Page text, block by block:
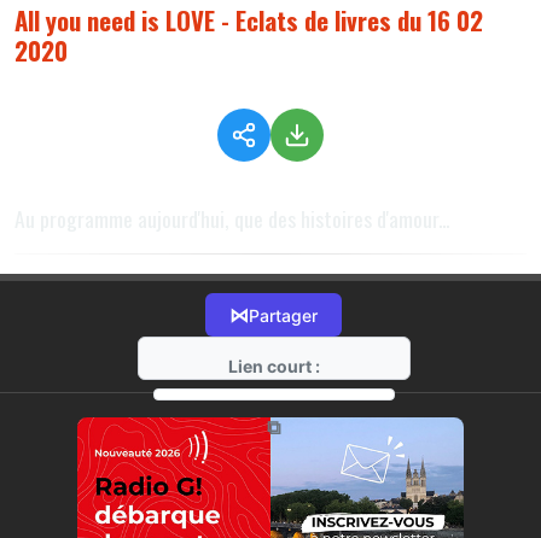
All you need is LOVE - Eclats de livres du 16 02
2020
⋈Partager
Lien court :
https://radio-g.fr?1400
⧉